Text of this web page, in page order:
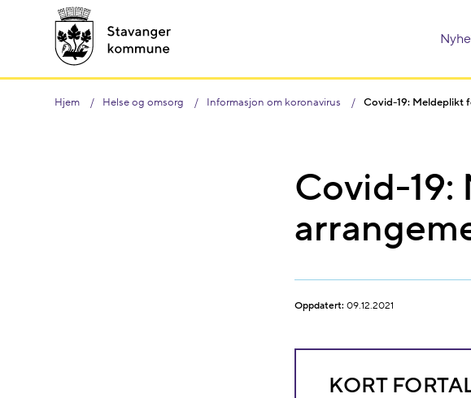
Hjem Helse og omsorg Informasjon om koronavirus Covid-19: Meldeplikt
Covid-
Oppdatert: 09.12.2021
KORT